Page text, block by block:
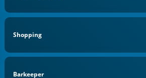
Shopping
Barkeeper